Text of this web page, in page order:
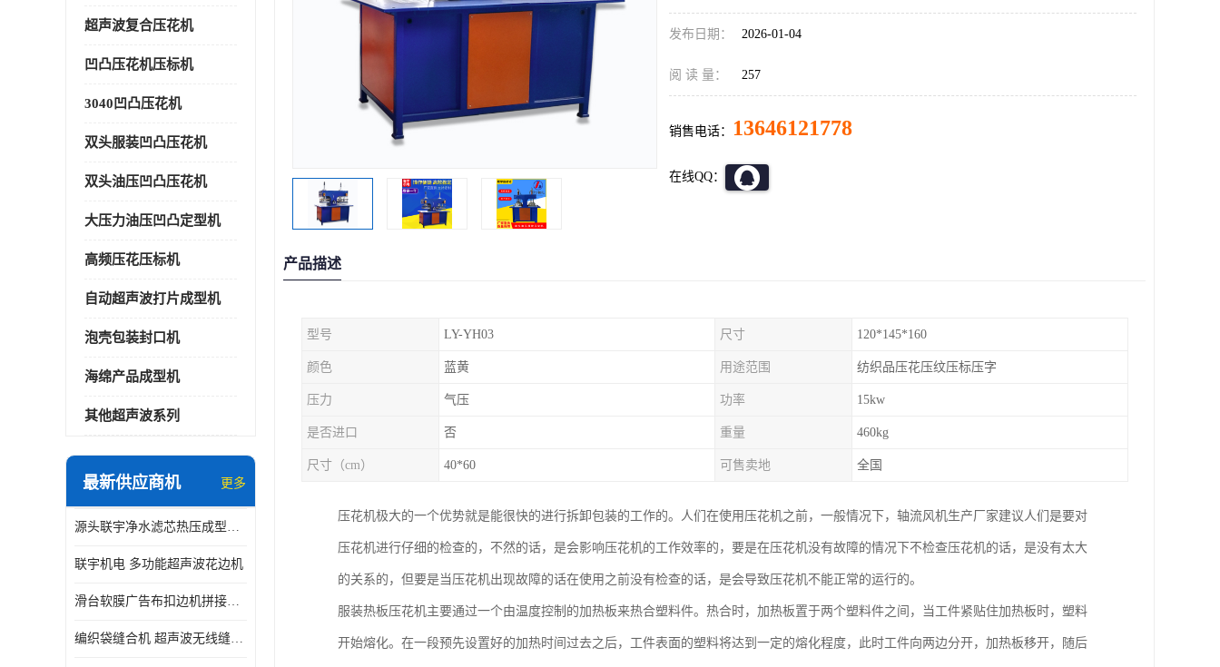
超声波复合压花机
凹凸压花机压标机
3040凹凸压花机
双头服装凹凸压花机
双头油压凹凸压花机
大压力油压凹凸定型机
高频压花压标机
自动超声波打片成型机
泡壳包装封口机
海绵产品成型机
其他超声波系列
最新供应商机 更多
源头联宇净水滤芯热压成型机器 超声波大功率封边机
联宇机电 多功能超声波花边机
滑台软膜广告布扣边机拼接机用于焊接热合拼接作用
编织袋缝合机 超声波无线缝合机 厂家现货供应
发布日期： 2026-01-04
阅 读 量： 257
销售电话： 13646121778
在线QQ：
产品描述
型号 LY-YH03 尺寸 120*145*160
颜色 蓝黄 用途范围 纺织品压花压纹压标压字
压力 气压 功率 15kw
是否进口 否 重量 460kg
尺寸（cm） 40*60 可售卖地 全国
压花机极大的一个优势就是能很快的进行拆卸包装的工作的。人们在使用压花机之前，一般情况下，轴流风机生产厂家建议人们是要对
压花机进行仔细的检查的，不然的话，是会影响压花机的工作效率的，要是在压花机没有故障的情况下不检查压花机的话，是没有太大
的关系的，但要是当压花机出现故障的话在使用之前没有检查的话，是会导致压花机不能正常的运行的。
服装热板压花机主要通过一个由温度控制的加热板来热合塑料件。热合时，加热板置于两个塑料件之间，当工件紧贴住加热板时，塑料
开始熔化。在一段预先设置好的加热时间过去之后，工件表面的塑料将达到一定的熔化程度，此时工件向两边分开，加热板移开，随后